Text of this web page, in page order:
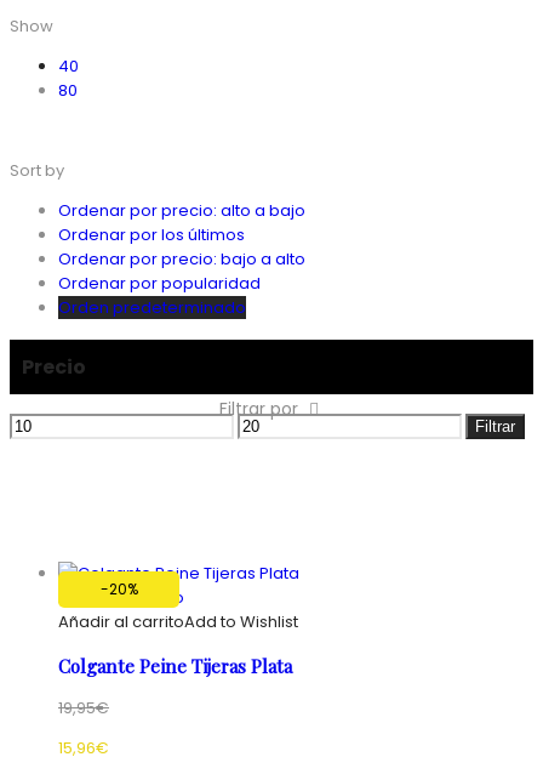
Show
40
80
Sort by
Orden predeterminado
Ordenar por popularidad
Ordenar por los últimos
Ordenar por precio: bajo a alto
Ordenar por precio: alto a bajo
Precio
Precio
Precio
Filtrar
Filtrar por
-20%
Añadir al carrito
Añadir al carritoAdd to Wishlist
Colgante Peine Tijeras Plata
19,95€
15,96€